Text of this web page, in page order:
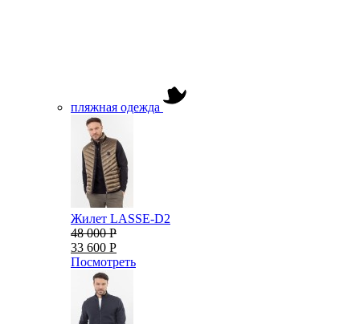
пляжная одежда
Жилет LASSE-D2
48 000 Р
33 600 Р
Посмотреть